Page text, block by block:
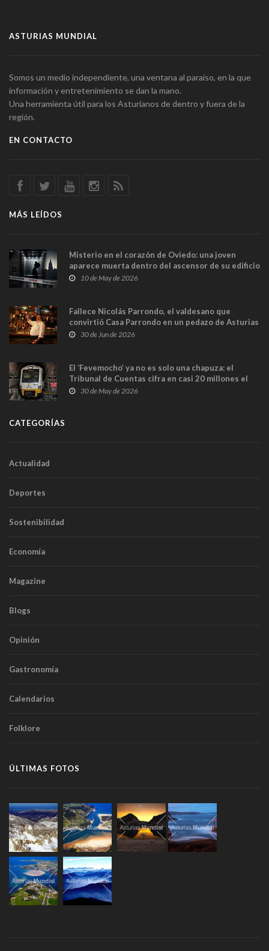
ASTURIAS MUNDIAL
Somos un medio independiente, una ventana al paraíso, en la que
información y entretenimiento se dan la mano.
Una herramienta útil para los Asturianos de dentro y fuera de la
región.
EN CONTACTO
MÁS LEÍDOS
Misterio en el corazón de Oviedo: una joven
aparece muerta dentro del ascensor de su edificio
y las cámaras captan sus últimos minutos
10 de May de 2026
Fallece Nicolás Parrondo, el valdesano que
convirtió Casa Parrondo en un pedazo de Asturias
en Madrid
30 de Jun de 2026
El ‘Fevemocho’ ya no es solo una chapuza: el
Tribunal de Cuentas cifra en casi 20 millones el
sobrecoste de los trenes que no cabían por los
30 de May de 2026
CATEGORÍAS
Actualidad
Deportes
Sostenibilidad
Economía
Magazine
Blogs
Opinión
Gastronomía
Calendarios
Folklore
ÚLTIMAS FOTOS